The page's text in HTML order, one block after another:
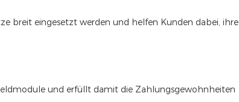
breit eingesetzt werden und helfen Kunden dabei, ihre
und erfüllt damit die Zahlungsgewohnheiten